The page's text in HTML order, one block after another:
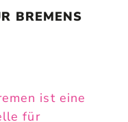
BREMENS
ist eine
für